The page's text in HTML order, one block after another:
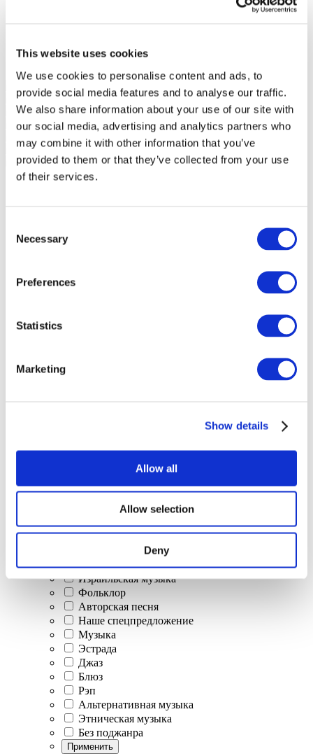
This website uses cookies
We use cookies to personalise content and ads, to
provide social media features and to analyse our traffic.
We also share information about your use of our site with
our social media, advertising and analytics partners who
may combine it with other information that you’ve
provided to them or that they’ve collected from your use
of their services.
Selection
Necessary
Preferences
Statistics
Marketing
Show details
Allow all
Allow selection
Deny
Классическая музыка
Поп-музыка
Джаз и блюз
Израильская музыка
Фольклор
Авторская песня
Наше спецпредложение
Музыка
Эстрада
Джаз
Блюз
Рэп
Альтернативная музыка
Этническая музыка
Без поджанра
Применить